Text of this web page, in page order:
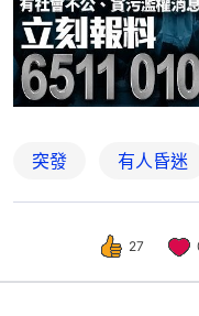
突發 有人昏迷
27